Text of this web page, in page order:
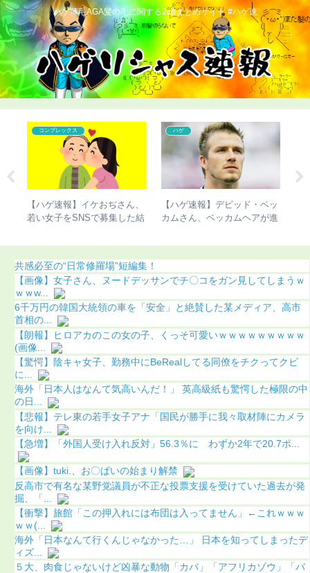
ハゲ薄毛AGA髪の毛に関する2chまとめサイト #ハゲ速
コンプレックス
【ハゲ速報】イケおぢさん、
若い女子をSNSで募集した結
ハゲ
【ハゲ速報】デビッド・ベッ
カムさん、ベッカムヘアが進
共感必至の“日常修羅場”短編集！
【画像】女子さん、ヌードデッサンでチ〇コをガン見してしまうｗ
ｗｗw...
6千万円の韓国大統領の車を「安全」と絶賛した某メディア、高市
首相の...
【朗報】ヒロアカのこの女の子、くっそ可愛いｗｗｗｗｗｗｗｗｗ
(画像...
【驚愕】陰キャ女子、勤務中にBeRealしてる同僚をチクってクビ
に...
海外「日本人はなんて気高いんだ！」 英高級紙も驚愕した極限の中
の日...
【悲報】テレ東の若手女子アナ「国民が勝手に我々取材陣にカメラ
を向け...
【急増】「外国人受け入れ反対」56.3％に わずか2年で20.7ポ...
【画像】tuki.、お〇ぱいの始まり解禁
反高市で有名な某野党議員が不正な投票支援を受けていた過去が発
掘、「...
【衝撃】旅館「この押入れには布団は入ってません」←これｗｗｗ
ｗｗ(...
海外「日本なんて行くんじゃなかった…」 日本を知ってしまったデ
ィズ...
５大、肉食じゃないけど凶暴な動物「カバ」「アフリカゾウ」「バ